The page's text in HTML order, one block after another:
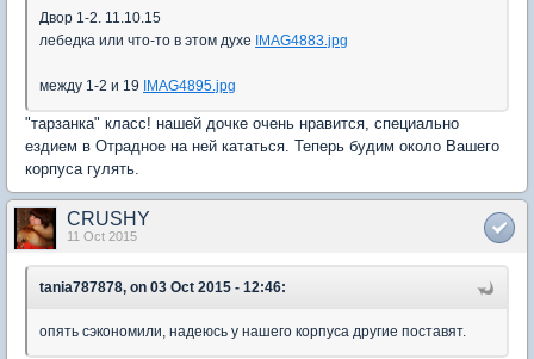
Двор 1-2. 11.10.15
лебедка или что-то в этом духе
IMAG4883.jpg
между 1-2 и 19 IMAG4895.jpg
"тарзанка" класс! нашей дочке очень нравится, специально
ездием в Отрадное на ней кататься. Теперь будим около Вашего
корпуса гулять.
CRUSHY
11 Oct 2015
tania787878, on 03 Oct 2015 - 12:46:
опять сэкономили, надеюсь у нашего корпуса другие поставят.